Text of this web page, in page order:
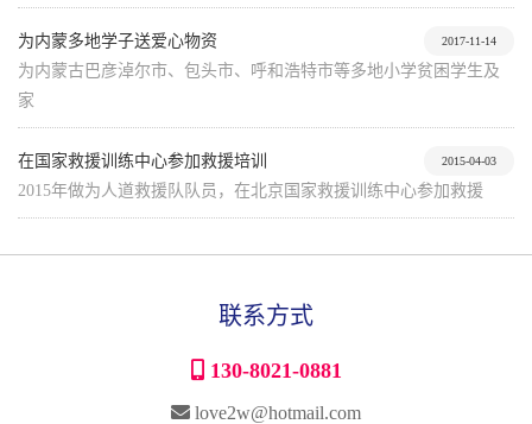
2017-11-14
为内蒙多地学子送爱心物资
为内蒙古巴彦淖尔市、包头市、呼和浩特市等多地小学贫困学生及
家
2015-04-03
在国家救援训练中心参加救援培训
2015年做为人道救援队队员，在北京国家救援训练中心参加救援
联系方式
130-8021-0881
love2w@hotmail.com